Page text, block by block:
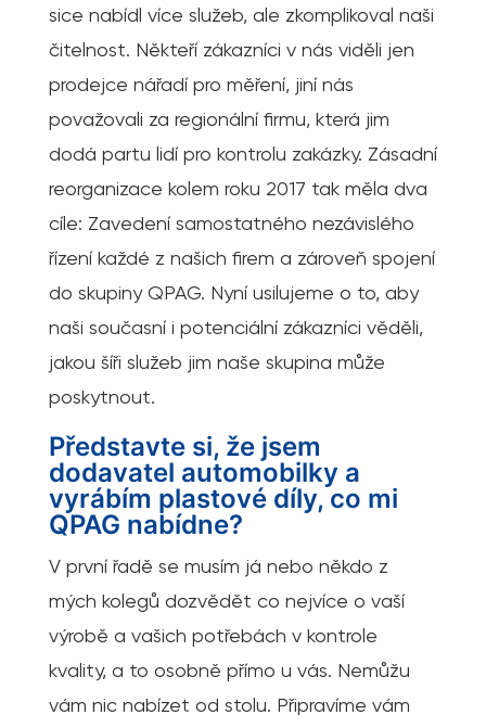
sice nabídl více služeb, ale zkomplikoval naši
čitelnost. Někteří zákazníci v nás viděli jen
prodejce nářadí pro měření, jiní nás
považovali za regionální firmu, která jim
dodá partu lidí pro kontrolu zakázky. Zásadní
reorganizace kolem roku 2017 tak měla dva
cíle: Zavedení samostatného nezávislého
řízení každé z našich firem a zároveň spojení
do skupiny QPAG. Nyní usilujeme o to, aby
naši současní i potenciální zákazníci věděli,
jakou šíři služeb jim naše skupina může
poskytnout.
Představte si, že jsem
dodavatel automobilky a
vyrábím plastové díly, co mi
QPAG nabídne?
V první řadě se musím já nebo někdo z
mých kolegů dozvědět co nejvíce o vaší
výrobě a vašich potřebách v kontrole
kvality, a to osobně přímo u vás. Nemůžu
vám nic nabízet od stolu. Připravíme vám